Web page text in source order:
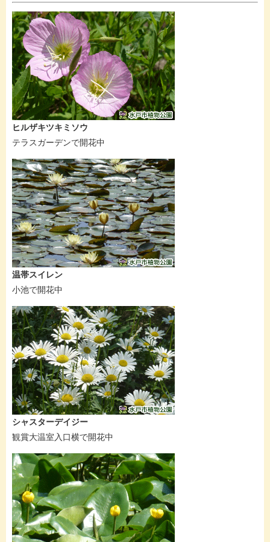
ヒルザキツキミソウ
テラスガーデンで開花中
温帯スイレン
小池で開花中
シャスターデイジー
観賞大温室入口横で開花中